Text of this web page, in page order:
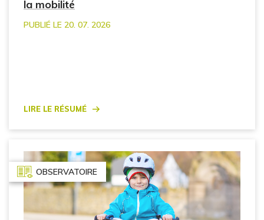
la mobilité
PUBLIÉ LE 20. 07. 2026
Lire le résumé
OBSERVATOIRE